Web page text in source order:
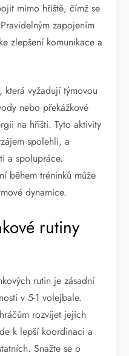
mimo hřiště, čímž se
zapojením
zlepšení komunikace a
která vyžadují týmovou
nebo překážkové
na hřišti. Tyto aktivity
spolehli, a
a spolupráce.
během tréninků může
dynamice.
rutiny
rutin je zásadní
v 5-1 volejbale.
rozvíjet jejich
k lepší koordinaci a
Snažte se o